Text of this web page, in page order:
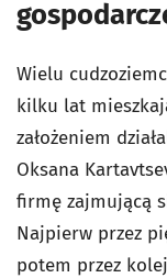
Wielu
kilku lat
założeniem
Oksana
firmę zajmującą
Najpierw przez
potem przez